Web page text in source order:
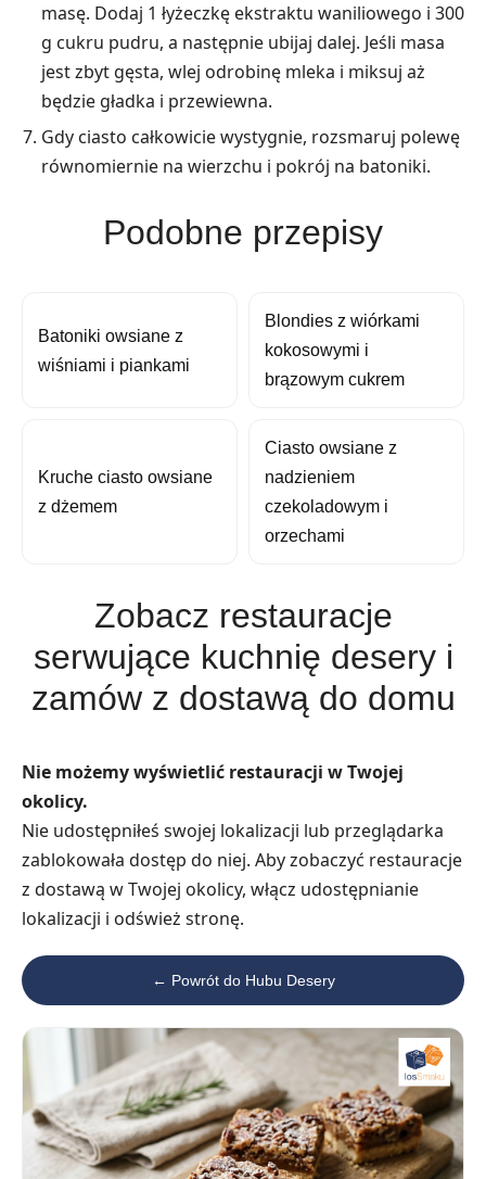
masę. Dodaj 1 łyżeczkę ekstraktu waniliowego i 300
g cukru pudru, a następnie ubijaj dalej. Jeśli masa
jest zbyt gęsta, wlej odrobinę mleka i miksuj aż
będzie gładka i przewiewna.
Gdy ciasto całkowicie wystygnie, rozsmaruj polewę
równomiernie na wierzchu i pokrój na batoniki.
Podobne przepisy
Batoniki owsiane z
wiśniami i piankami
Blondies z wiórkami
kokosowymi i
brązowym cukrem
Kruche ciasto owsiane
z dżemem
Ciasto owsiane z
nadzieniem
czekoladowym i
orzechami
Zobacz restauracje
serwujące kuchnię desery i
zamów z dostawą do domu
Nie możemy wyświetlić restauracji w Twojej
okolicy.
Nie udostępniłeś swojej lokalizacji lub przeglądarka
zablokowała dostęp do niej. Aby zobaczyć restauracje
z dostawą w Twojej okolicy, włącz udostępnianie
lokalizacji i odśwież stronę.
← Powrót do Hubu Desery